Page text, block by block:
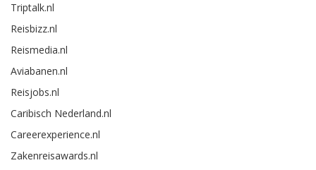
Triptalk.nl
Reisbizz.nl
Reismedia.nl
Aviabanen.nl
Reisjobs.nl
Caribisch Nederland.nl
Careerexperience.nl
Zakenreisawards.nl